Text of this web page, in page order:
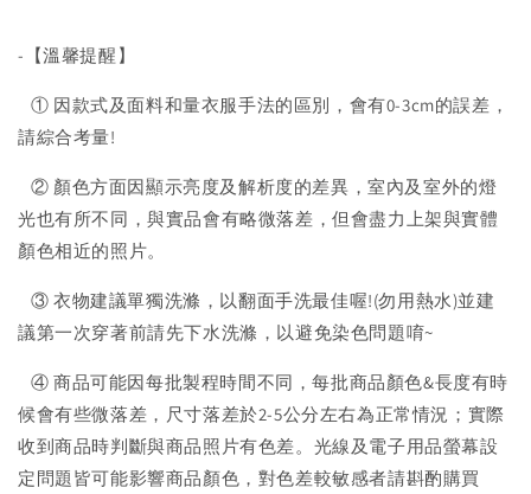
-【溫馨提醒】
① 因款式及面料和量衣服手法的區別，會有0-3cm的誤差，
請綜合考量!
② 顏色方面因顯示亮度及解析度的差異，室內及室外的燈
光也有所不同，與實品會有略微落差，但會盡力上架與實體
顏色相近的照片。
③ 衣物建議單獨洗滌，以翻面手洗最佳喔!(勿用熱水)並建
議第一次穿著前請先下水洗滌，以避免染色問題唷~
④ 商品可能因每批製程時間不同，每批商品顏色&長度有時
候會有些微落差，尺寸落差於2-5公分左右為正常情況；實際
收到商品時判斷與商品照片有色差。光線及電子用品螢幕設
定問題皆可能影響商品顏色，對色差較敏感者請斟酌購買